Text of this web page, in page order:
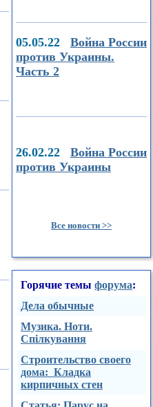
05.05.22 Война России
против Украины.
Часть 2
26.02.22 Война России
против Украины
Все новости >>
Горячие темы форума:
Дела обычные
Музика. Ноти.
Спілкування
Строительство своего
дома: Кладка
кирпичных стен